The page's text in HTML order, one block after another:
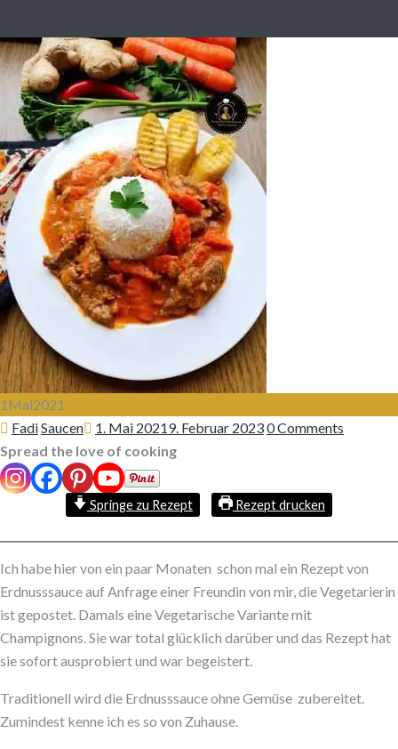
1 Mai2021
Author
FadiCategories
Saucen
Posted
on
1. Mai 20219. Februar 20230 Comments
Spread the love of cooking
Springe zu Rezept Rezept drucken
Ich habe hier von ein paar Monaten schon mal ein Rezept von
Erdnusssauce auf Anfrage einer Freundin von mir, die Vegetarierin
ist gepostet. Damals eine Vegetarische Variante mit
Champignons. Sie war total glücklich darüber und das Rezept hat
sie sofort ausprobiert und war begeistert.
Traditionell wird die Erdnusssauce ohne Gemüse zubereitet.
Zumindest kenne ich es so von Zuhause.